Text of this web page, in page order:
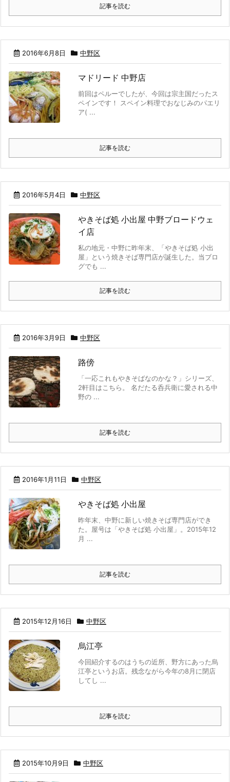
記事を読む
2016年6月8日 中野区
マドリード 中野店
前回はペルーでしたが、今回は宗主国だったス
ペインです！ スペイン料理でおなじみのパエリ
ア( ...
記事を読む
2016年5月4日 中野区
やきそば処 小出屋 中野ブロードウェ
イ店
私の地元・中野に昨年末、「やきそば処 小出
屋」という焼きそば専門店が誕生した。当ブロ
グでも ...
記事を読む
2016年3月9日 中野区
路傍
「一応これもやきそばなのかな？」シリーズ、
2軒目はこちら。 名だたる呑兵衛に愛される中
野の ...
記事を読む
2016年1月11日 中野区
やきそば処 小出屋
昨年末、中野に新しい焼きそば専門店ができ
た。屋号は「やきそば処 小出屋」。2015年12
月 ...
記事を読む
2015年12月16日 中野区
烏江亭
今回紹介するのはうちの近所、野方にあった烏
江亭というお店。残念ながら今年の8月に閉店
してし ...
記事を読む
2015年10月9日 中野区